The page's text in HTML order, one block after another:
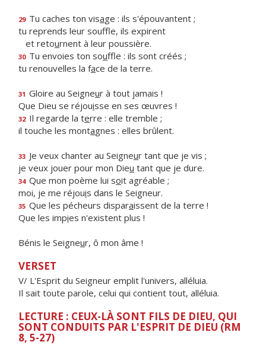
29 Tu caches ton visage : ils s'épouvantent ;
tu reprends leur souffle, ils expirent
et retournent à leur poussière.
30 Tu envoies ton souffle : ils sont créés ;
tu renouvelles la face de la terre.
31 Gloire au Seigneur à tout jamais !
Que Dieu se réjouisse en ses œuvres !
32 Il regarde la terre : elle tremble ;
il touche les montagnes : elles brûlent.
33 Je veux chanter au Seigneur tant que je vis ;
je veux jouer pour mon Dieu tant que je dure.
34 Que mon poème lui soit agréable ;
moi, je me réjouis dans le Seigneur.
35 Que les pécheurs disparaissent de la terre !
Que les impies n'existent plus !
Bénis le Seigneur, ô mon âme !
VERSET
V/ L'Esprit du Seigneur emplit l'univers, alléluia.
Il sait toute parole, celui qui contient tout, alléluia.
LECTURE : CEUX-LÀ SONT FILS DE DIEU, QUI
SONT CONDUITS PAR L'ESPRIT DE DIEU (RM
8, 5-27)